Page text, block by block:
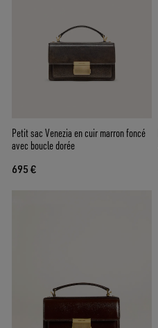
Petit sac Venezia en cuir marron foncé
avec boucle dorée
695 €